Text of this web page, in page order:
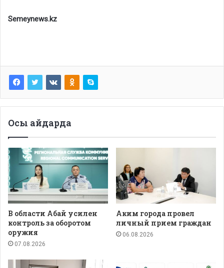
Semeynews.kz
Осы айдарда
В области Абай усилен
контроль за оборотом
оружия
07.08.2026
Аким города провел
личный прием граждан
06.08.2026